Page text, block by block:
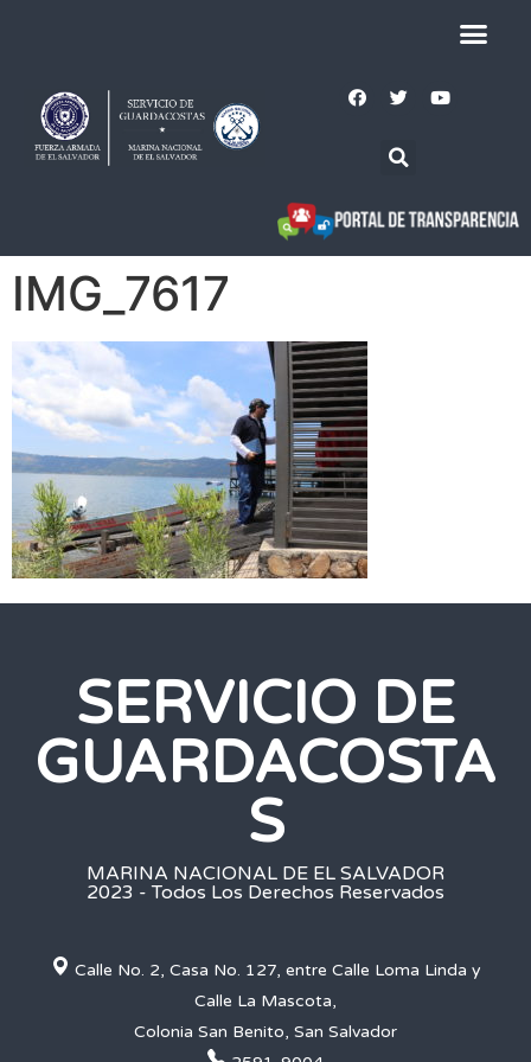
IMG_7617
SERVICIO DE
GUARDACOSTA
S
MARINA NACIONAL DE EL SALVADOR
2023 - Todos Los Derechos Reservados
Calle No. 2, Casa No. 127, entre Calle Loma Linda y
Calle La Mascota,
Colonia San Benito, San Salvador